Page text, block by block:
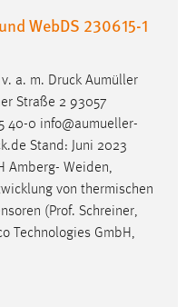
WebDS 230615-1
a. m. Druck Aumüller
Straße 2 93057
40-0 info@aumueller-
.de Stand: Juni 2023
Amberg- Weiden,
von thermischen
(Prof. Schreiner,
Technologies GmbH,